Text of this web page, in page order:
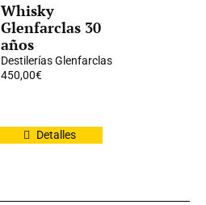
Whisky
Glenfarclas 30
años
Destilerías Glenfarclas
450,00€
Detalles